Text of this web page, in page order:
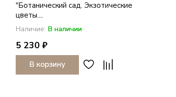
"Ботанический сад. Экзотические
цветы....
Наличие: В наличии
5 230 ₽
В корзину